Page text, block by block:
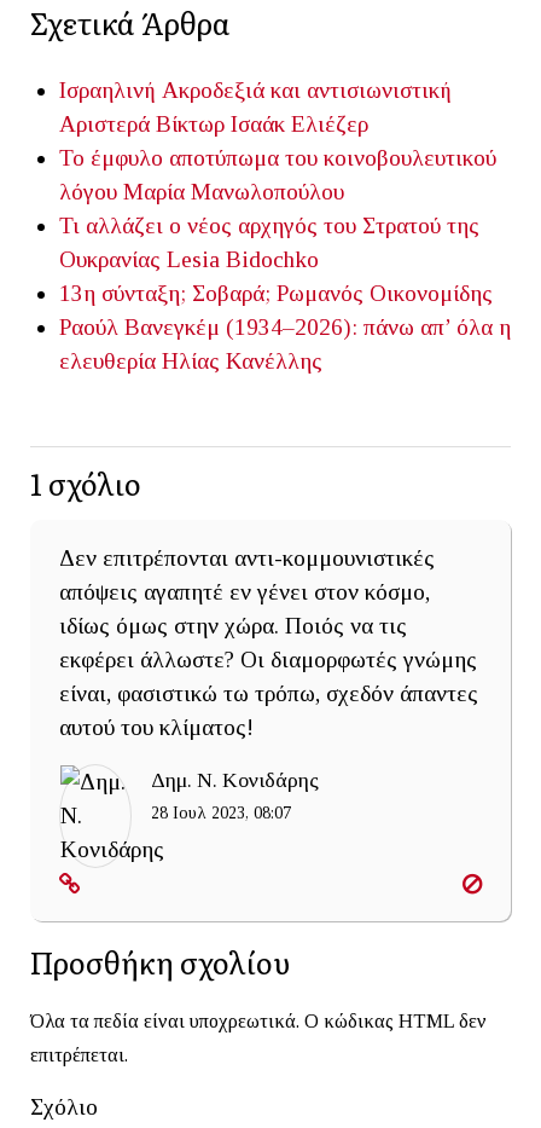
Σχετικά Άρθρα
Ισραηλινή Ακροδεξιά και αντισιωνιστική
Αριστερά Βίκτωρ Ισαάκ Ελιέζερ
Το έμφυλο αποτύπωμα του κοινοβουλευτικού
λόγου Μαρία Μανωλοπούλου
Τι αλλάζει ο νέος αρχηγός του Στρατού της
Ουκρανίας Lesia Bidochko
13η σύνταξη; Σοβαρά; Ρωμανός Οικονομίδης
Ραούλ Βανεγκέμ (1934–2026): πάνω απ’ όλα η
ελευθερία Ηλίας Κανέλλης
1 σχόλιο
Δεν επιτρέπονται αντι-κομμουνιστικές
απόψεις αγαπητέ εν γένει στον κόσμο,
ιδίως όμως στην χώρα. Ποιός να τις
εκφέρει άλλωστε? Οι διαμορφωτές γνώμης
είναι, φασιστικώ τω τρόπω, σχεδόν άπαντες
αυτού του κλίματος!
Δημ. Ν. Κονιδάρης
28 Ιουλ 2023, 08:07
Προσθήκη σχολίου
Όλα τα πεδία είναι υποχρεωτικά. Ο κώδικας HTML δεν
επιτρέπεται.
Σχόλιο